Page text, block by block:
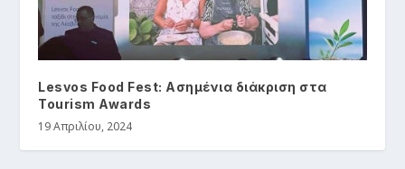
Lesvos Food Fest: Ασημένια διάκριση στα
Tourism Awards
19 Απριλίου, 2024